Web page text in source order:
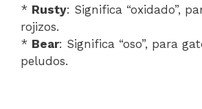
* Rusty: Significa “oxidado”,
rojizos.
* Bear: Significa “oso”, para
peludos.